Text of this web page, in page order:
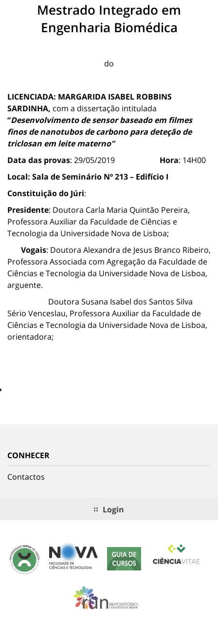
Mestrado Integrado em
Engenharia Biomédica
do
LICENCIADA: MARGARIDA ISABEL ROBBINS
SARDINHA, com a dissertação intitulada
“Desenvolvimento de sensor baseado em filmes
finos de nanotubos de carbono para deteção de
triclosan em leite materno”
Data das provas: 29/05/2019 Hora: 14H00
Local: Sala de Seminário Nº 213 – Edifício I
Constituição do Júri:
Presidente: Doutora Carla Maria Quintão Pereira,
Professora Auxiliar da Faculdade de Ciências e
Tecnologia da Universidade Nova de Lisboa;
Vogais: Doutora Alexandra de Jesus Branco Ribeiro,
Professora Associada com Agregação da Faculdade de
Ciências e Tecnologia da Universidade Nova de Lisboa,
arguente.
Doutora Susana Isabel dos Santos Silva
Sério Venceslau, Professora Auxiliar da Faculdade de
Ciências e Tecnologia da Universidade Nova de Lisboa,
orientadora;
CONHECER
Contactos
Login